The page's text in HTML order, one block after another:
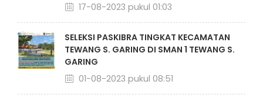
17-08-2023 pukul 01:03
SELEKSI PASKIBRA TINGKAT KECAMATAN
TEWANG S. GARING DI SMAN 1 TEWANG S.
GARING
01-08-2023 pukul 08:51